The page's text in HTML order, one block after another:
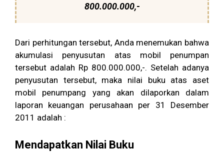
800.000.000,-
Dari perhitungan tersebut, Anda menemukan bahwa
akumulasi penyusutan atas mobil penumpan
tersebut adalah Rp 800.000.000,-. Setelah adanya
penyusutan tersebut, maka nilai buku atas aset
mobil penumpang yang akan dilaporkan dalam
laporan keuangan perusahaan per 31 Desember
2011 adalah :
Mendapatkan Nilai Buku